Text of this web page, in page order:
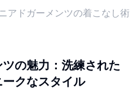
アドガーメンツの着こなし術
の魅力：洗練された
クなスタイル